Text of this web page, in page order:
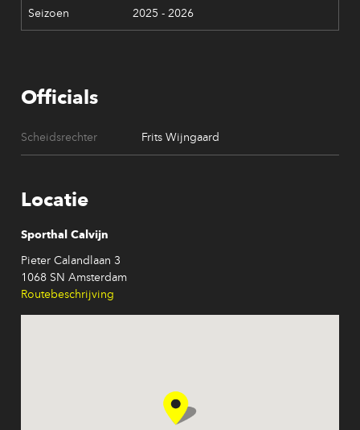
2025 - 2026
Officials
Scheidsrechter Frits Wijngaard
Locatie
Sporthal Calvijn
Pieter Calandlaan 3
1068 SN Amsterdam
Routebeschrijving